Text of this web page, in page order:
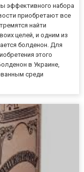
эффективного набора
приобретают все
найти
целей, и одним из
болденон. Для
этого
в Украине,
среди